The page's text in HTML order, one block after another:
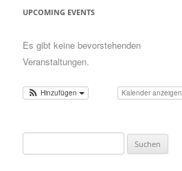
UPCOMING EVENTS
Es gibt keine bevorstehenden
Veranstaltungen.
Kalender anzeigen
Hinzufügen
nach: